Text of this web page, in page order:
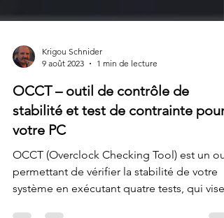
Krigou Schnider
9 août 2023
1 min de lecture
OCCT – outil de contrôle de
stabilité et test de contrainte pour
votre PC
OCCT (Overclock Checking Tool) est un
permettant de vérifier la stabilité de votre